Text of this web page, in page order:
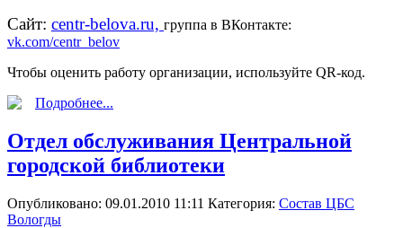
Сайт: centr-belova.ru, группа в ВКонтакте:
vk.com/centr_belov
Чтобы оценить работу организации, используйте QR-код.
Подробнее...
Отдел обслуживания Центральной
городской библиотеки
Опубликовано: 09.01.2010 11:11 Категория: Состав ЦБС
Вологды